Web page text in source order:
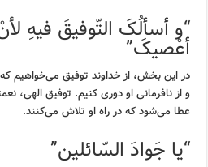
“و أسألُکَ التّوفیقَ فیهِ
أعْصیکَ”
در این بخش، از خداوند توفیق می‌خواهیم که
و از نافرمانی او دوری کنیم. توفیق الهی،
عطا می‌شود که در راه او تلاش می‌کنند.
“یا جَوادَ السّائلین”